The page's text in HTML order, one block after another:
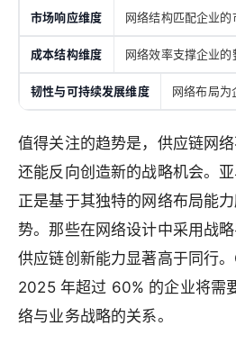
市场响应维度 网络结构匹配企业
成本结构维度 网络效率支撑企业的
韧性与可持续发展维度 网络布局为
值得关注的趋势是，供应链网络
还能反向创造新的战略机会。
正是基于其独特的网络布局能
势。那些在网络设计中采用战
供应链创新能力显著高于同行
2025 年超过 60% 的企业将需
络与业务战略的关系。